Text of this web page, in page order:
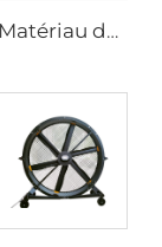
Matériau durable grand volume prix usine haute qualité ventilateur rond mural de 950 mm pour étables